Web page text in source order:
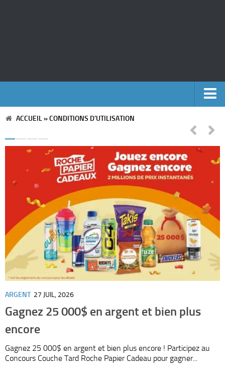
Accueil
Argent
Voyages
Automobile
Cinéma
Electronique & Electroménager
Beauté & Santé
Concerts & Spectacles
Restaurants
ACCUEIL»CONDITIONS D’UTILISATION
ARGENT 27 JUIL, 2026
Gagnez 25 000$ en argent et bien plus
encore
Gagnez 25 000$ en argent et bien plus encore ! Participez au
Concours Couche Tard Roche Papier Cadeau pour gagner...